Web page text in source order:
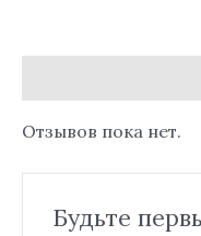
Отзывов пока нет.
Будьте